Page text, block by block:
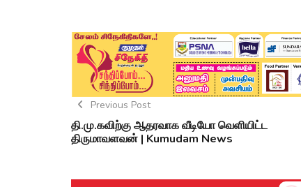
Previous Post
தி.மு.கவிற்கு ஆதரவாக வீடியோ வெளியிட்ட
திருமாவளவன் | Kumudam News